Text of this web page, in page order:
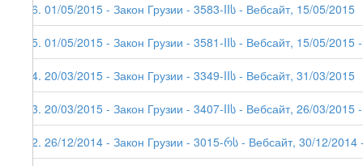
86. 01/05/2015 - Закон Грузии - 3583-IIს - Вебсайт, 15/05/2015
85. 01/05/2015 - Закон Грузии - 3581-IIს - Вебсайт, 15/05/
84. 20/03/2015 - Закон Грузии - 3349-IIს - Вебсайт, 31/03/2015
83. 20/03/2015 - Закон Грузии - 3407-IIს - Вебсайт, 26/03/
82. 26/12/2014 - Закон Грузии - 3015-რს - Вебсайт, 30/12/